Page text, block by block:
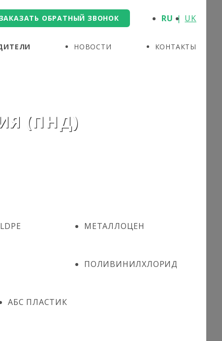
ОБРАТНЫЙ ЗВОНОК RU UK
НОВОСТИ КОНТАКТЫ
(ПНД)
МЕТАЛЛОЦЕН
ПОЛИВИНИЛХЛОРИД
АБС ПЛАСТИК